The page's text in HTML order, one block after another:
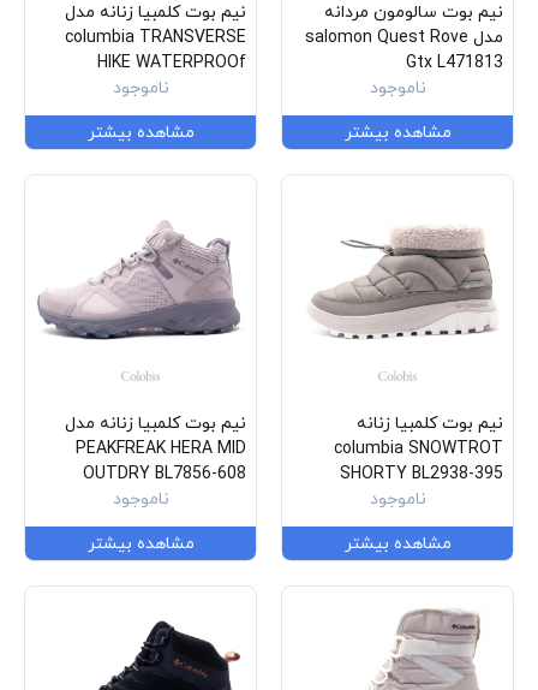
نیم بوت سالومون مردانه
مدل salomon Quest Rove
Gtx L471813
ناموجود
مشاهده بیشتر
نیم بوت کلمبیا زنانه مدل
columbia TRANSVERSE
HIKE WATERPROOf
BL7619-010ناموجود
مشاهده بیشتر
نیم بوت کلمبیا زنانه
columbia SNOWTROT
SHORTY BL2938-395
ناموجود
مشاهده بیشتر
نیم بوت کلمبیا زنانه مدل
PEAKFREAK HERA MID
OUTDRY BL7856-608
ناموجود
مشاهده بیشتر